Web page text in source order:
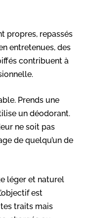
propres, repassés
entretenues, des
contribuent à
Prends une
un déodorant.
ne soit pas
de quelqu’un de
léger et naturel
est
traits mais